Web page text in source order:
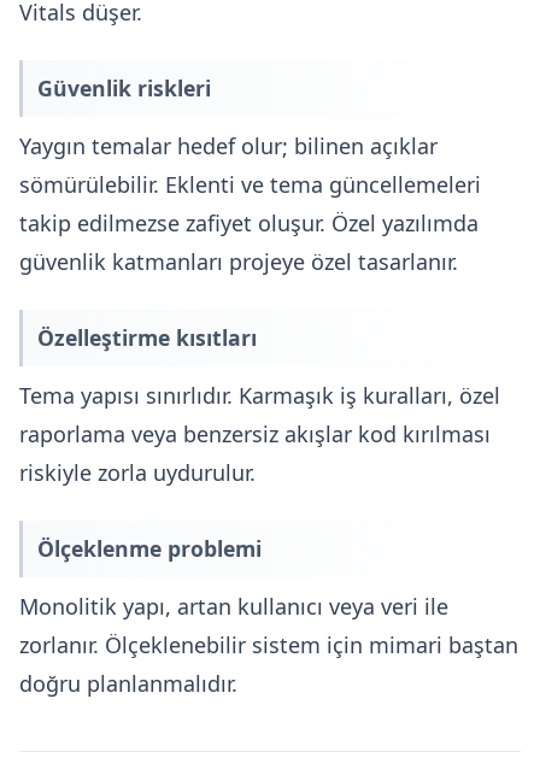
Vitals düşer.
Güvenlik riskleri
Yaygın temalar hedef olur; bilinen açıklar
sömürülebilir. Eklenti ve tema güncellemeleri
takip edilmezse zafiyet oluşur. Özel yazılımda
güvenlik katmanları projeye özel tasarlanır.
Özelleştirme kısıtları
Tema yapısı sınırlıdır. Karmaşık iş kuralları, özel
raporlama veya benzersiz akışlar kod kırılması
riskiyle zorla uydurulur.
Ölçeklenme problemi
Monolitik yapı, artan kullanıcı veya veri ile
zorlanır. Ölçeklenebilir sistem için mimari baştan
doğru planlanmalıdır.